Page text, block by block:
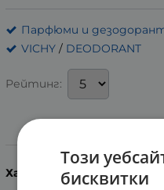
Парфюми и
VICHY / DEODORANT
Рейтинг:
Характеристики:
Този
бисквитки